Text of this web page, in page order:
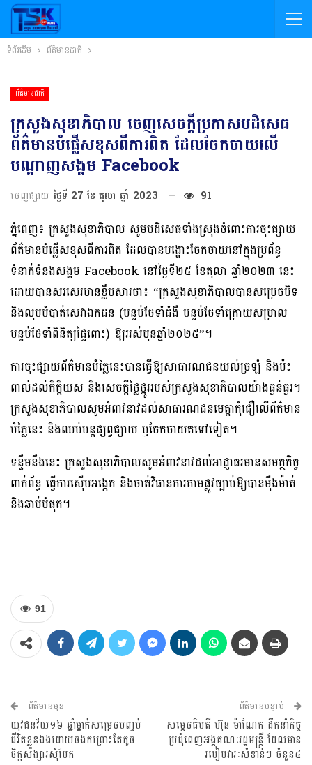
ទំព័រដើម ព័ត៌មានជាតិ
ព័ត៌មានជាតិ
ក្រសួងសុខាភិបាល ចេញសេចក្តីប្រកាសបដិសេធ
ព័ត៌មានបំផ្លើសខុសពីការពិត ដែលចែកចាយលើ
បណ្តាញសង្គម Facebook
ចេញផ្សាយ ថ្ងៃទី 27 ខែ តុលា ឆ្នាំ 2023 91
ភ្នំពេញ៖ ក្រសួងសុខាភិបាល សូមបដិសេធទាំងស្រុងចំពោះការចុះផ្សាយ
ព័ត៌មានបំផ្លើសខុសពីការពិត ដែលបានបង្ហោះចែកចាយនៅក្នុងប្រព័ន្ធ
ទំនាក់ទំនងសង្គម Facebook នៅថ្ងៃទី២៥ ខែតុលា ឆ្នាំ២០២៣ នេះ
ដោយបានសរសេរមានខ្លឹមសារថា៖ “ក្រសួងសុខាភិបាលបានសម្រេចបិទ
និងលុបបំបាត់សេវាឯកជន (បន្ទប់ថែទាំជំងឺ បន្ទប់ថែទាំក្រោយសម្រាល
បន្ទប់ថែទាំពិនិត្យផ្ទៃពោះ) ឱ្យអស់មុនឆ្នាំ២០២៥”។
ការចុះផ្សាយព័ត៌មានបំភ្លៃនេះបានធ្វើឱ្យសាធារណជនយល់ច្រឡំ និងប៉ះ
ពាល់ដល់កិត្តិយស និងសេចក្តីថ្លៃថ្នូររបស់ក្រសួងសុខាភិបាលយ៉ាងធ្ងន់ធ្ងរ។
ក្រសួងសុខាភិបាលសូមអំពាវនាវដល់សាធារណជនមេត្តាកុំជឿលើព័ត៌មាន
បំភ្លៃនេះ និងឈប់បន្តផ្សព្វផ្សាយ ឬចែកចាយតទៅទៀត។
ទន្ទឹមនឹងនេះ ក្រសួងសុខាភិបាលសូមអំពាវនាវដល់អាជ្ញាធរមានសមត្ថកិច្ច
ពាក់ព័ន្ធ ធ្វើការស៊ើបអង្កេត និងចាត់វិធានការតាមផ្លូវច្បាប់ឱ្យបានម៉ឺងម៉ាត់
និងឆាប់បំផុត។
91
ព័ត៌មានមុន
យុវជនវ័យ១៦ ឆ្នាំម្នាក់សម្រេចបញ្ចប់
ជីវិតខ្លួនឯងដោយចងកព្រោះតែតូច
ចិត្តសង្សារសុំបែក
ព័ត៌មានបន្ទាប់
សម្តេចធិបតី ហ៊ុន ម៉ាណែត ដឹកនាំកិច្ច
ប្រជុំពេញអង្គគណៈរដ្ឋមន្ត្រី ដែលមាន
របៀបវារៈសំខាន់ៗ ចំនួន៤